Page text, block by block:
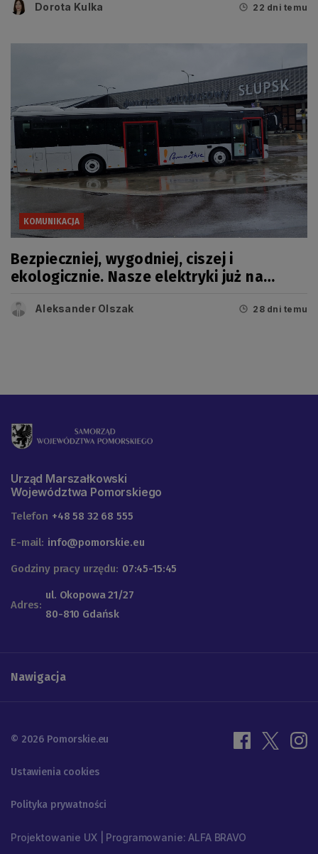
Dorota Kulka 22 dni temu
KOMUNIKACJA
Bezpieczniej, wygodniej, ciszej i
ekologicznie. Nasze elektryki już na
Aleksander Olszak 28 dni temu
Urząd Marszałkowski
Województwa Pomorskiego
Telefon +48 58 32 68 555
E-mail: info@pomorskie.eu
Godziny pracy urzędu: 07:45-15:45
Adres:
ul. Okopowa 21/27
80-810 Gdańsk
Nawigacja
© 2026 Pomorskie.eu
Ustawienia cookies
Polityka prywatności
Projektowanie UX | Programowanie: ALFA BRAVO